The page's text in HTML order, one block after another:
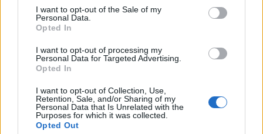
consent section.
I want to opt-out of the Sale of my
Personal Data.
Opted In
I want to opt-out of processing my
Personal Data for Targeted Advertising.
Opted In
I want to opt-out of Collection, Use,
Retention, Sale, and/or Sharing of my
Personal Data that Is Unrelated with the
Purposes for which it was collected.
Opted Out
Η αντίδραση του ΣΥΡΙΖΑ
Την ίδια στιγμή, παρέμβαση για το θέμα έκανε και
ο Τομεάρχης Εσωτερικών του ΣΥΡΙΖΑ, Κώστας
Ζαχαριάδηςο οποίος καταγγέλλει ότι «Η «Μαξίμου
Α.Ε.» διπλασίασε μέσα σε τρία χρόνια τους